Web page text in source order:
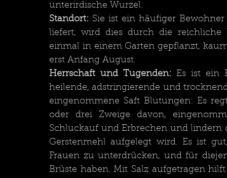
unterirdische Wurzel.
Standort: Sie ist ein häufiger
liefert, wird dies durch die reichliche
einmal in einem Garten gepflanzt,
erst Anfang August.
Herrschaft und Tugenden: Es ist ein
heilende, adstringierende und
eingenommene Saft Blutungen: Es
oder drei Zweige davon,
Schluckauf und Erbrechen und lindern
Gerstenmehl aufgelegt wird. Es ist
Frauen zu unterdrücken, und für
Brüste haben. Mit Salz aufgetragen